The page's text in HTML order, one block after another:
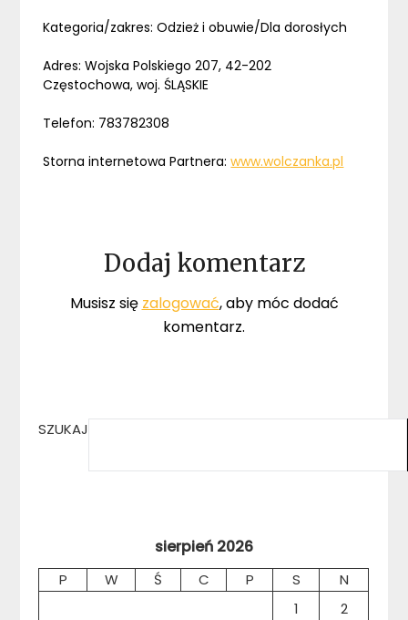
Kategoria/zakres: Odzież i obuwie/Dla dorosłych
Adres: Wojska Polskiego 207, 42-202
Częstochowa, woj. ŚLĄSKIE
Telefon: 783782308
Storna internetowa Partnera:www.wolczanka.pl
Dodaj komentarz
Musisz się zalogować, aby móc dodać
komentarz.
SZUKAJ
sierpień 2026
P W Ś C P S
N
1
2